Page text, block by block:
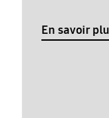
En savoir